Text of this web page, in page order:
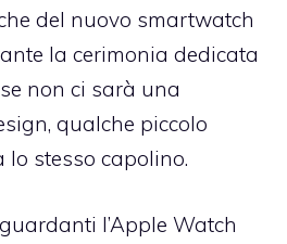
del nuovo smartwatch
la cerimonia dedicata
non ci sarà una
qualche piccolo
stesso capolino.
l’Apple Watch